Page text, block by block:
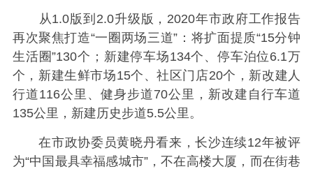
从1.0版到2.0升级版，2020年市政府工作报告
再次聚焦打造“一圈两场三道”：将扩面提质“15分钟
生活圈”130个；新建停车场134个、停车泊位6.1万
个，新建生鲜市场15个、社区门店20个，新改建人
行道116公里、健身步道70公里，新改建自行车道
135公里，新建历史步道5.5公里。
在市政协委员黄晓丹看来，长沙连续12年被评
为“中国最具幸福感城市”，不在高楼大厦，而在街巷